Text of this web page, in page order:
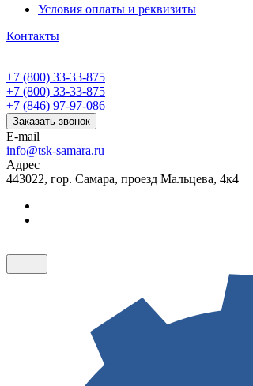
Условия оплаты и реквизиты
Контакты
+7 (800) 33-33-875
+7 (800) 33-33-875
+7 (846) 97-97-086
Заказать звонок
E-mail
info@tsk-samara.ru
Адрес
443022, гор. Самара, проезд Мальцева, 4к4